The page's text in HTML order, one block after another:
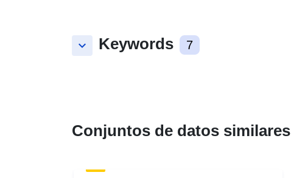
keyboard_arrow_down Keywords 7
Conjuntos de datos similares